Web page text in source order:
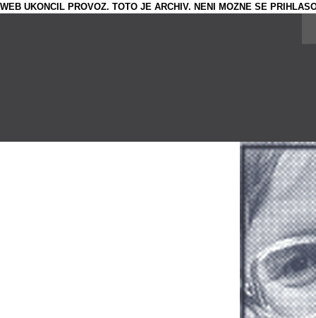
WEB UKONCIL PROVOZ. TOTO JE ARCHIV. NENI MOZNE SE